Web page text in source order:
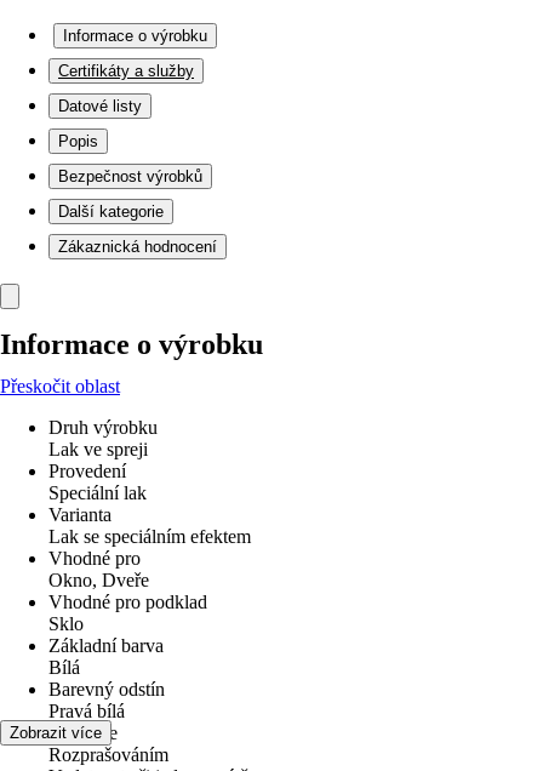
Informace o výrobku
Certifikáty a služby
Datové listy
Popis
Bezpečnost výrobků
Další kategorie
Zákaznická hodnocení
Informace o výrobku
Přeskočit oblast
Druh výrobku
Lak ve spreji
Provedení
Speciální lak
Varianta
Lak se speciálním efektem
Vhodné pro
Okno, Dveře
Vhodné pro podklad
Sklo
Základní barva
Bílá
Barevný odstín
Pravá bílá
Aplikace
Rozprašováním
Zobrazit více